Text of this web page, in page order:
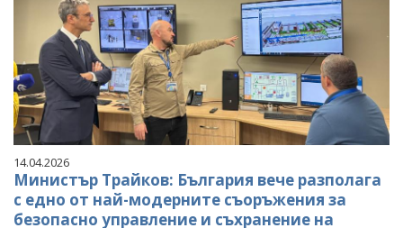
14.04.2026
Министър Трайков: България вече разполага
с едно от най-модерните съоръжения за
безопасно управление и съхранение на